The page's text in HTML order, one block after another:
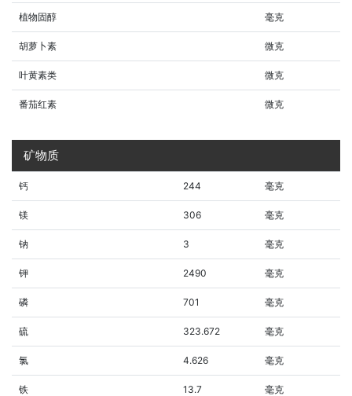
植物固醇 毫克
胡萝卜素 微克
叶黄素类 微克
番茄红素 微克
矿物质
钙 244 毫克
镁 306 毫克
钠 3 毫克
钾 2490 毫克
磷 701 毫克
硫 323.672 毫克
氯 4.626 毫克
铁 13.7 毫克